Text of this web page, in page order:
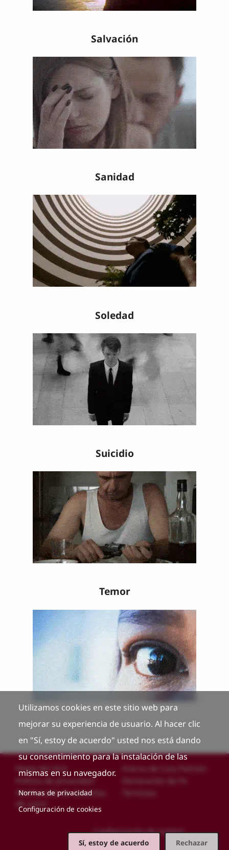
Salvación
Sanidad
Soledad
Suicidio
Temor
Custom footer
Mapa del sitio
Política de privacidad
Notificación de derechos
de autor
Acerca de Cary Palmón
Declaración de Fe
Configuración de cookies
Utilizamos cookies en este sitio web para
mejorar su experiencia de usuario. Al hacer clic
en "Sí, estoy de acuerdo" usted nos está dando
su consentimiento para la instalación de las
mismas en su navegador.
Normas de privacidad
Configuración de cookies
Rechazar
Sí, estoy de acuerdo